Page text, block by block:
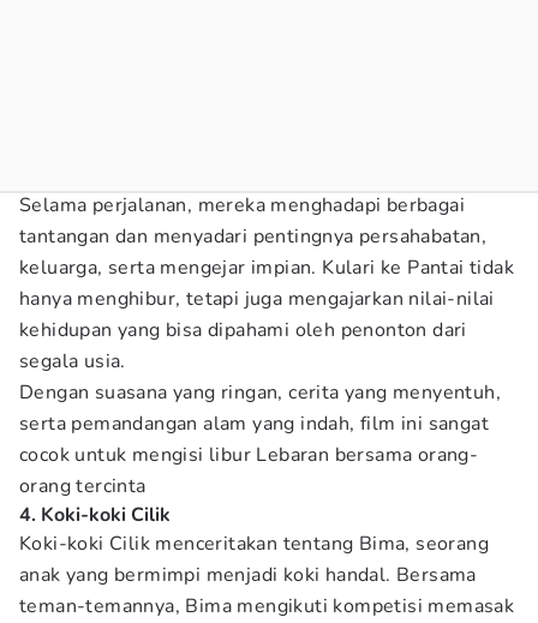
Selama perjalanan, mereka menghadapi berbagai
tantangan dan menyadari pentingnya persahabatan,
keluarga, serta mengejar impian. Kulari ke Pantai tidak
hanya menghibur, tetapi juga mengajarkan nilai-nilai
kehidupan yang bisa dipahami oleh penonton dari
segala usia.
Dengan suasana yang ringan, cerita yang menyentuh,
serta pemandangan alam yang indah, film ini sangat
cocok untuk mengisi libur Lebaran bersama orang-
orang tercinta
4. Koki-koki Cilik
Koki-koki Cilik menceritakan tentang Bima, seorang
anak yang bermimpi menjadi koki handal. Bersama
teman-temannya, Bima mengikuti kompetisi memasak